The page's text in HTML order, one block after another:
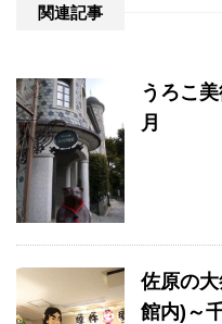
関連記事
うろこ
月
佐原の
館内)～